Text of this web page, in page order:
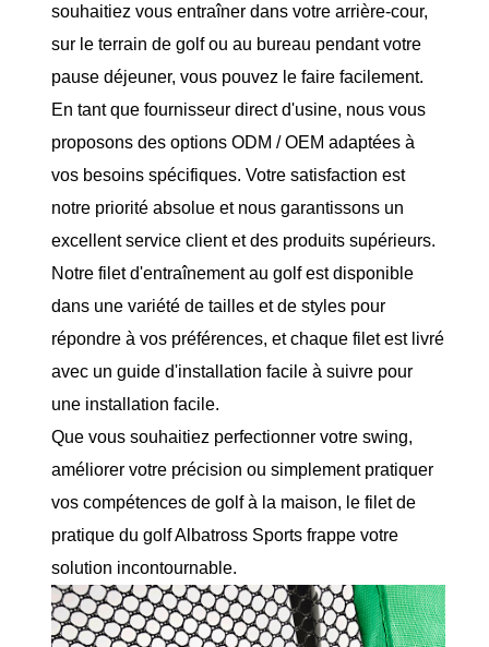
souhaitiez vous entraîner dans votre arrière-cour,
sur le terrain de golf ou au bureau pendant votre
pause déjeuner, vous pouvez le faire facilement.
En tant que fournisseur direct d'usine, nous vous
proposons des options ODM / OEM adaptées à
vos besoins spécifiques. Votre satisfaction est
notre priorité absolue et nous garantissons un
excellent service client et des produits supérieurs.
Notre filet d'entraînement au golf est disponible
dans une variété de tailles et de styles pour
répondre à vos préférences, et chaque filet est livré
avec un guide d'installation facile à suivre pour
une installation facile.
Que vous souhaitiez perfectionner votre swing,
améliorer votre précision ou simplement pratiquer
vos compétences de golf à la maison, le filet de
pratique du golf Albatross Sports frappe votre
solution incontournable.